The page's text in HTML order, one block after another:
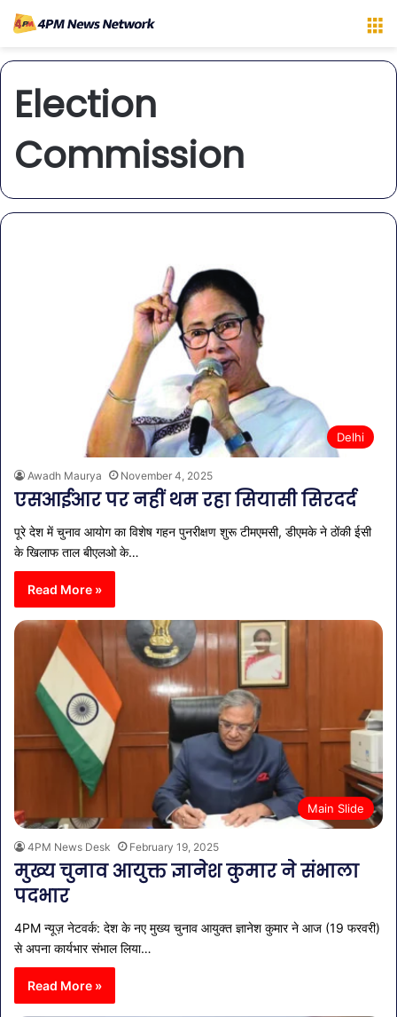
Election
Commission
Delhi
Awadh Maurya November 4, 2025
एसआईआर पर नहीं थम रहा सियासी सिरदर्द
पूरे देश में चुनाव आयोग का विशेष गहन पुनरीक्षण शुरू टीमएमसी, डीएमके ने ठोंकी ईसी
के खिलाफ ताल बीएलओ के…
Read More »
Main Slide
4PM News Desk February 19, 2025
मुख्य चुनाव आयुक्त ज्ञानेश कुमार ने संभाला
पदभार
4PM न्यूज़ नेटवर्क: देश के नए मुख्य चुनाव आयुक्त ज्ञानेश कुमार ने आज (19 फरवरी)
से अपना कार्यभार संभाल लिया…
Read More »